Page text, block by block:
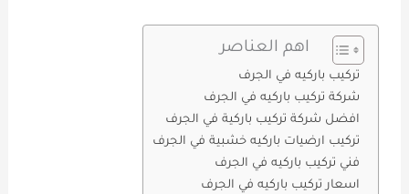
اهم العناصر
تركيب باركيه في الجرف
شركة تركيب باركيه في الجرف
افضل شركة تركيب باركية في الجرف
تركيب ارضيات باركيه خشبية في الجرف
فني تركيب باركيه في الجرف
اسعار تركيب باركيه في الجرف